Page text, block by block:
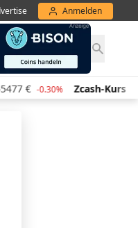
Anmelden
Zcash-Kurs 440,44 €